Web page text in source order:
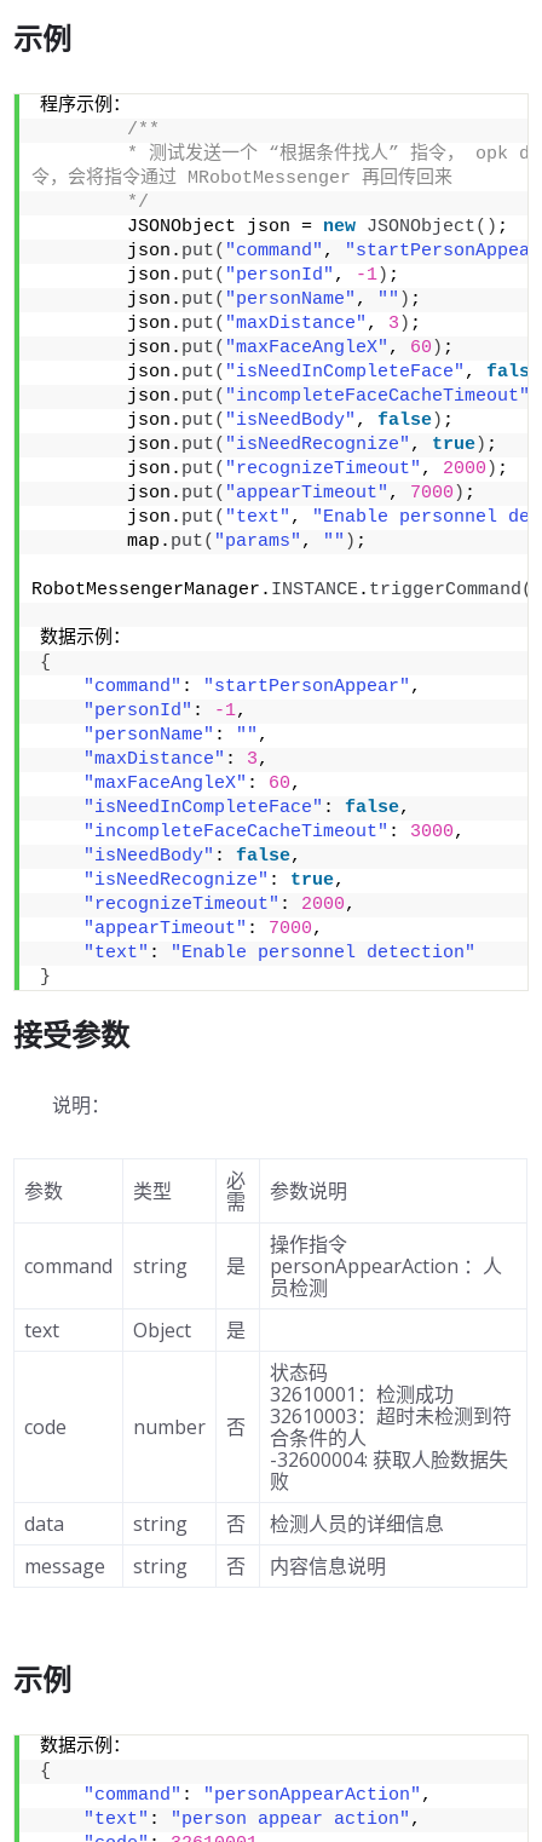
示例
程序示例：
/**
* 测试发送一个 “根据条件找人” 指令， opk
令，会将指令通过 MRobotMessenger 再回传回来
        */
        JSONObject json =
new JSONObject() ;
        json.
put( "command" ,
        json.
put( "personId" , -1) ;
        json.
put( "personName" , "" ) ;
        json.
put( "maxDistance" , 3 ) ;
        json.
put( "maxFaceAngleX" , 60 ) ;
        json.
put( "isNeedInCompleteFace" , false
        json.
put( "incompleteFaceCacheTimeout"
        json.
put( "isNeedBody" , false) ;
        json.
put( "isNeedRecognize" , true) ;
        json.
put( "recognizeTimeout" , 2000 ) ;
        json.
put( "appearTimeout" , 7000 ) ;
        json.
put( "text" ,
"Enable personnel
        map.
put( "params" , "" ) ;
RobotMessengerManager. INSTANCE. triggerCommand(
数据示例：
{
"command" : "startPersonAppear" ,
"personId" : -1,
"personName" : "" ,
"maxDistance" : 3,
"maxFaceAngleX" : 60,
"isNeedInCompleteFace" : false,
"incompleteFaceCacheTimeout" : 3000,
"isNeedBody" : false,
"isNeedRecognize" : true,
"recognizeTimeout" : 2000,
"appearTimeout" : 7000,
"text" :
"Enable personnel detection"
}
接受参数
说明：
参数 类型
必
需
参数说明
command string 是
操作指令
personAppearAction ：人
员检测
text
Object 是
code number 否
状态码
32610001：检测成功
32610003：超时未检测到符
合条件的人
-32600004: 获取人脸数据失
败
data
string 否
检测人员的详细信息
message
string 否 内容信息说明
示例
数据示例：
{
"command" : "personAppearAction" ,
"text" : "person appear action" ,